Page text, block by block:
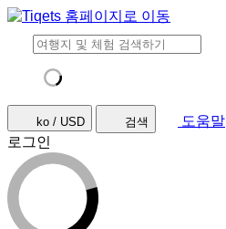
ko / USD 검색
도움말
로그인